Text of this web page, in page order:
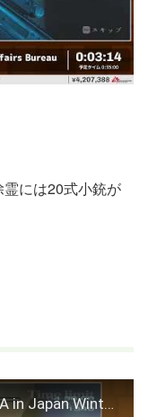
には20式小銃が
カドゥケウスZ 2つの超執刀 – RTA in Japan Winter 2025